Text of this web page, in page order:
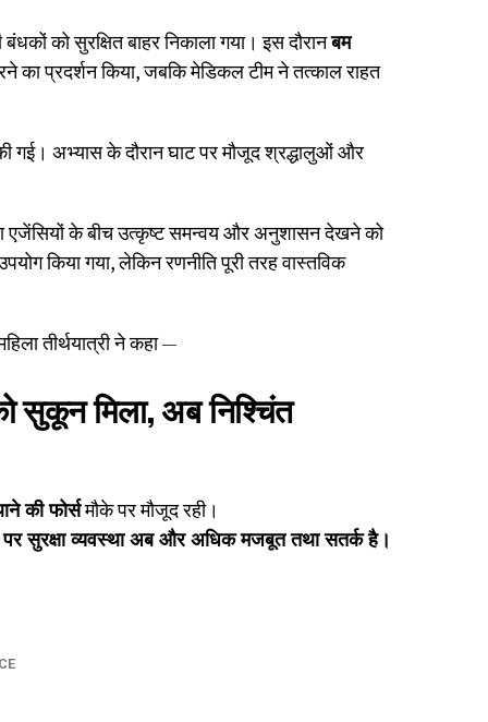
को सुरक्षित बाहर निकाला गया। इस दौरानबम
का प्रदर्शन किया, जबकि मेडिकल टीम ने तत्काल राहत
गई। अभ्यास के दौरान घाट पर मौजूद श्रद्धालुओं और
एजेंसियों के बीच उत्कृष्ट समन्वय और अनुशासन देखने को
किया गया, लेकिन रणनीति पूरी तरह वास्तविक
तीर्थयात्री ने कहा —
सुकून मिला, अब निश्चिंत
की फोर्समौके पर मौजूद रही।
पर सुरक्षा व्यवस्था अब और अधिक मजबूत तथा सतर्क है।